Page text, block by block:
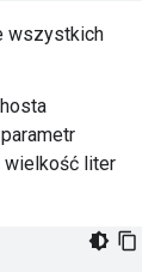
wszystkich
wielkość liter